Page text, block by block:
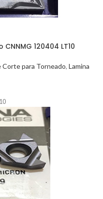
120404 LT10
Corte para Torneado, Lamina